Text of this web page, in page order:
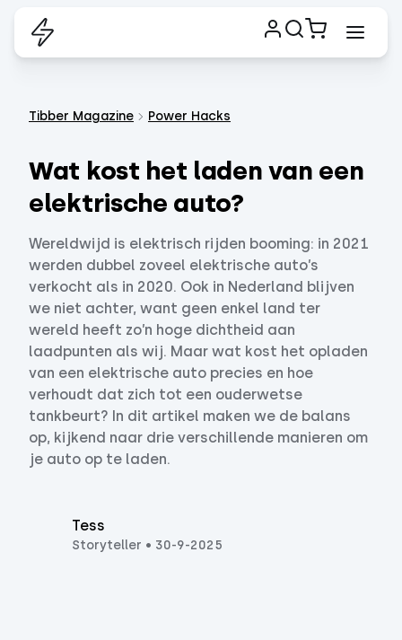
Tibber Magazine Power Hacks
Wat kost het laden van een
elektrische auto?
Wereldwijd is elektrisch rijden booming: in 2021
werden dubbel zoveel elektrische auto’s
verkocht als in 2020. Ook in Nederland blijven
we niet achter, want geen enkel land ter
wereld heeft zo’n hoge dichtheid aan
laadpunten als wij. Maar wat kost het opladen
van een elektrische auto precies en hoe
verhoudt dat zich tot een ouderwetse
tankbeurt? In dit artikel maken we de balans
op, kijkend naar drie verschillende manieren om
je auto op te laden.
Tess
Storyteller • 30-9-2025